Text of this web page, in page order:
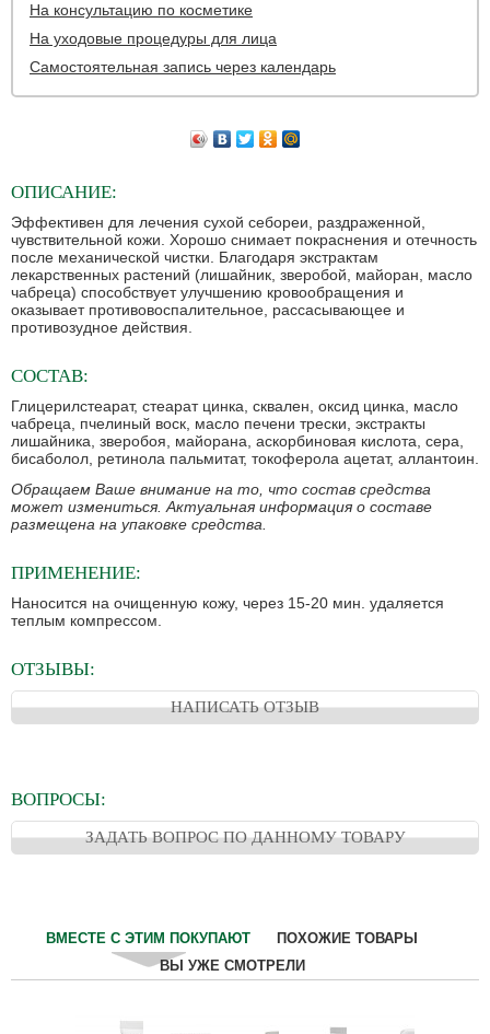
На консультацию по косметике
На уходовые процедуры для лица
Самостоятельная запись через календарь
ОПИСАНИЕ:
Эффективен для лечения сухой себореи, раздраженной,
чувствительной кожи. Хорошо снимает покраснения и отечность
после механической чистки. Благодаря экстрактам
лекарственных растений (лишайник, зверобой, майоран, масло
чабреца) способствует улучшению кровообращения и
оказывает противовоспалительное, рассасывающее и
противозудное действия.
СОСТАВ:
Глицерилстеарат, стеарат цинка, сквален, оксид цинка, масло
чабреца, пчелиный воск, масло печени трески, экстракты
лишайника, зверобоя, майорана, аскорбиновая кислота, сера,
бисаболол, ретинола пальмитат, токоферола ацетат, аллантоин.
Обращаем Ваше внимание на то, что состав средства
может измениться. Актуальная информация о составе
размещена на упаковке средства.
ПРИМЕНЕНИЕ:
Наносится на очищенную кожу, через 15-20 мин. удаляется
теплым компрессом.
ОТЗЫВЫ:
НАПИСАТЬ ОТЗЫВ
ВОПРОСЫ:
ЗАДАТЬ ВОПРОС ПО ДАННОМУ ТОВАРУ
ВМЕСТЕ С ЭТИМ ПОКУПАЮТ
ПОХОЖИЕ ТОВАРЫ
ВЫ УЖЕ СМОТРЕЛИ